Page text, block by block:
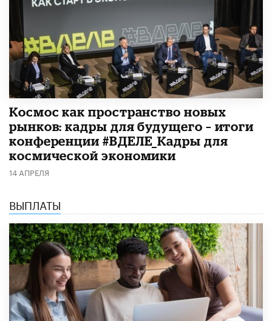
Космос как пространство новых
рынков: кадры для будущего – итоги
конференции #ВДЕЛЕ_Кадры для
космической экономики
14 АПРЕЛЯ
ВЫПЛАТЫ